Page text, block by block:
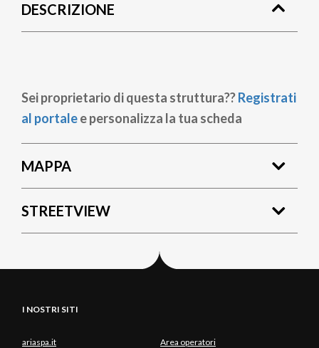
pane
DESCRIZIONE
Sei proprietario di questa struttura??Registrati
al portalee personalizza la tua scheda
MAPPA
STREETVIEW
I NOSTRI SITI
ariaspa.it Area operatori